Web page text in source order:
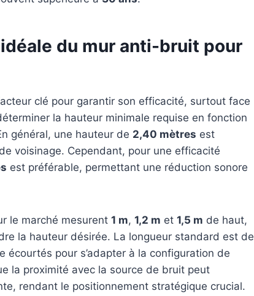
du mur anti-bruit pour
clé pour garantir son efficacité, surtout face
la hauteur minimale requise en fonction
général, une hauteur de 2,40 mètres est
voisinage. Cependant, pour une efficacité
est préférable, permettant une réduction sonore
le marché mesurent 1 m, 1,2 m et 1,5 m de haut,
la hauteur désirée. La longueur standard est de
écourtés pour s’adapter à la configuration de
la proximité avec la source de bruit peut
rendant le positionnement stratégique crucial.